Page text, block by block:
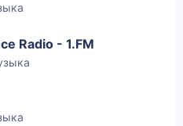
Radio - 1.FM